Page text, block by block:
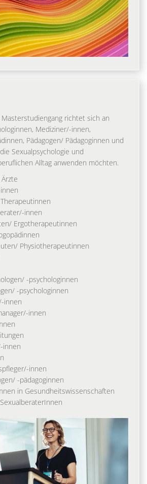
richtet sich an
Mediziner/-innen,
Pädagogen/ Pädagoginnen und
Sexualpsychologie und
Alltag anwenden möchten.
innen
Ergotherapeutinnen
Physiotherapeutinnen
-psychologinnen
-psychologinnen
innen
innen
innen
innen
-pädagoginnen
in Gesundheitswissenschaften